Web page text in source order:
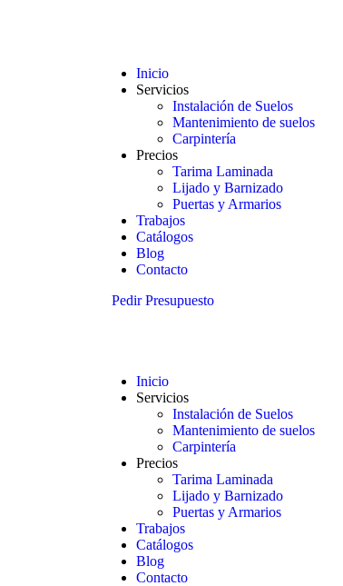
Inicio
Servicios
Instalación de Suelos
Mantenimiento de suelos
Carpintería
Precios
Tarima Laminada
Lijado y Barnizado
Puertas y Armarios
Trabajos
Catálogos
Blog
Contacto
Pedir Presupuesto
Inicio
Servicios
Instalación de Suelos
Mantenimiento de suelos
Carpintería
Precios
Tarima Laminada
Lijado y Barnizado
Puertas y Armarios
Trabajos
Catálogos
Blog
Contacto